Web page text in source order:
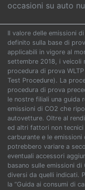
occasioni su auto
Il valore delle emissioni
definito sulla base di
applicabili in vigore al
settembre 2018, i veicoli
procedura di prova
Test Procedure). La
procedura di prova
le nostre filiali una guida
emissioni di CO2 che
autovetture. Oltre al
ed altri fattori non tecnici
carburante e le emissioni
potrebbero variare a
eventuali accessori
basano sulle emissioni
diversi da quelli indicati.
la “Guida ai consumi di